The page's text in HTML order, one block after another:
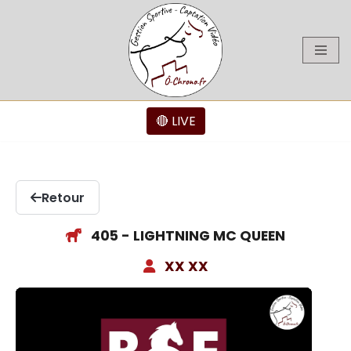
🔴 LIVE
Retour
405 - LIGHTNING MC QUEEN
XX XX